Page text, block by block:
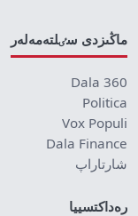
ماڭىزدى سٸلتەمەلەر
Dala 360
Politica
Vox Populi
Dala Finance
شارتاراپ
رەداكتسييا